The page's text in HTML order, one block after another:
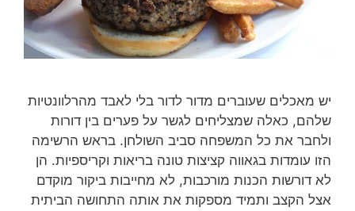
יש מאכלים שעוברים מדור לדור בלי לאבד מהרלוונטיות
שלהם, כאלה שמצליחים לגשר על פערים בין דורות
ולחבר את כל המשפחה סביב השולחן. בראש הרשימה
הזו עומדות בגאווה קציצות טונה בריאות וקריספיות. הן
לא דורשות הכנות מורכבות, לא מחייבות ביקור מוקדם
אצל הקצב ותמיד מספקות את אותה התחושה הביתית